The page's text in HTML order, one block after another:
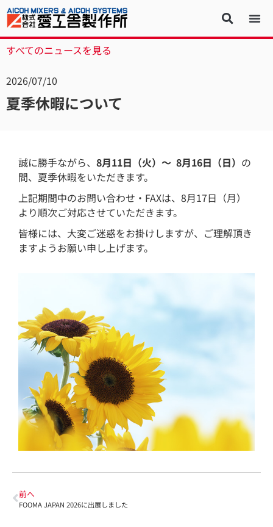
すべてのニュースを見る
2026/07/10
夏季休暇について
誠に勝手ながら、 8月11日（火）～ 8月16日（日） の
間、夏季休暇をいただきます。
上記期間中のお問い合わせ・FAXは、8月17日（月）
より順次ご対応させていただきます。
皆様には、大変ご迷惑をお掛けしますが、ご理解頂き
ますようお願い申し上げます。
前へ
FOOMA JAPAN 2026に出展しました